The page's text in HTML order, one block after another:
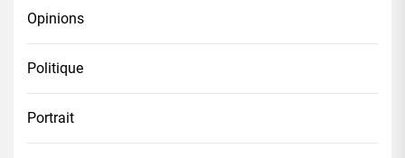
Opinions
Politique
Portrait